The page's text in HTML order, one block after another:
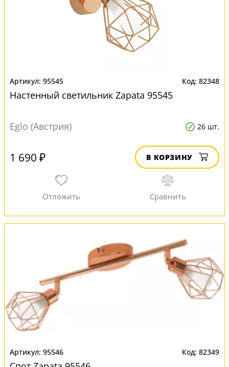
95545 82348
Настенный светильник Zapata 95545
Eglo (Австрия) 26 шт.
1 690 ₽ В КОРЗИНУ
95546 82349